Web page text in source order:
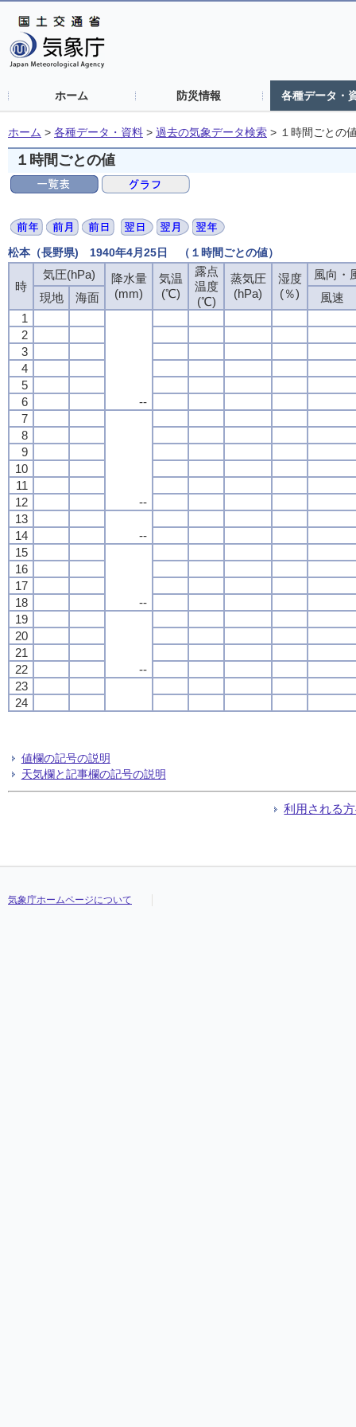
ホーム 防災情報 各種データ・
ホーム > 各種データ・資料 > 過去の気象データ検索 > １時間ごとの
１時間ごとの値
松本（長野県) 1940年4月25日 （１時間ごとの値）
時
気圧(hPa)
降水量
(mm)
気温
(℃)
露点
温度
(℃)
蒸気圧
(hPa)
湿度
(％)
風向・
現地
海面
風速
1
--
2
3
4
5
6
7
--
8
9
10
11
12
13
--
14
15
--
16
17
18
19
--
20
21
22
23
24
値欄の記号の説明
天気欄と記事欄の記号の説明
利用される
気象庁ホームページについて